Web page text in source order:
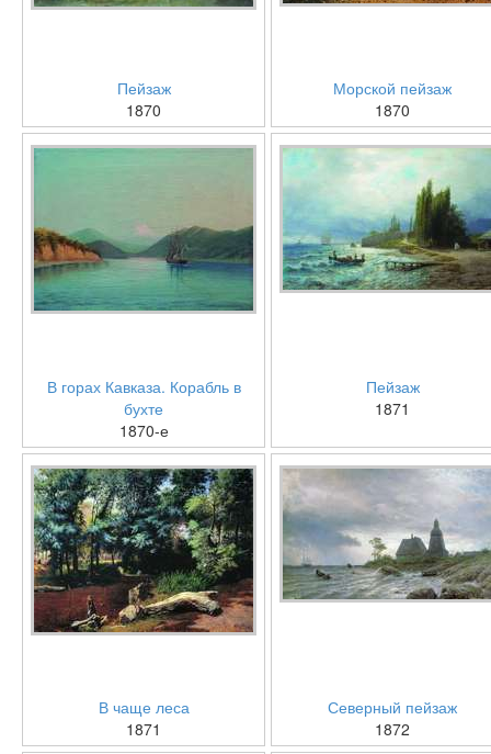
Пейзаж
1870
Морской пейзаж
1870
В горах Кавказа. Корабль в
бухте
1870-е
Пейзаж
1871
В чаще леса
1871
Северный пейзаж
1872